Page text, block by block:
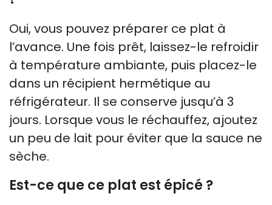
Oui, vous pouvez préparer ce plat à
l’avance. Une fois prêt, laissez-le refroidir
à température ambiante, puis placez-le
dans un récipient hermétique au
réfrigérateur. Il se conserve jusqu’à 3
jours. Lorsque vous le réchauffez, ajoutez
un peu de lait pour éviter que la sauce ne
sèche.
Est-ce que ce plat est épicé ?